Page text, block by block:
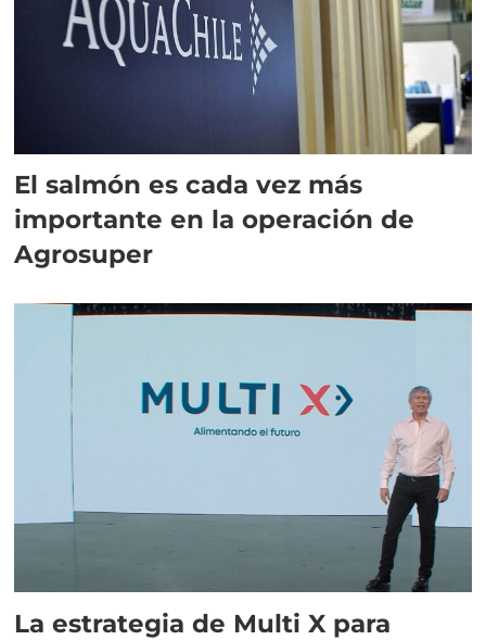
El salmón es cada vez más
importante en la operación de
Agrosuper
La estrategia de Multi X para